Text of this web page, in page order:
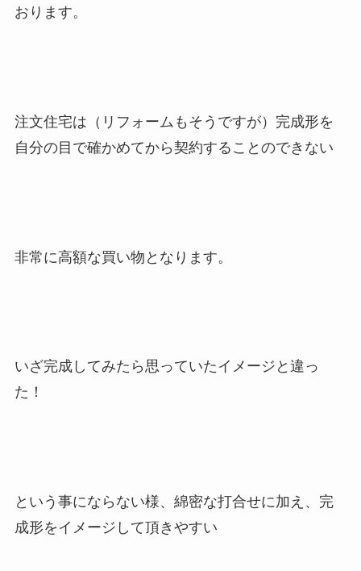
おります。
注文住宅は（リフォームもそうですが）完成形を
自分の目で確かめてから契約することのできない
非常に高額な買い物となります。
いざ完成してみたら思っていたイメージと違っ
た！
という事にならない様、綿密な打合せに加え、完
成形をイメージして頂きやすい